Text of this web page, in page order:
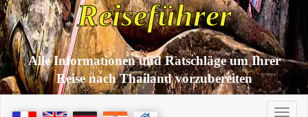
Reiseführer
Alle Informationen und Ratschläge um Ihrer
Reise nach Thailand vorzubereiten